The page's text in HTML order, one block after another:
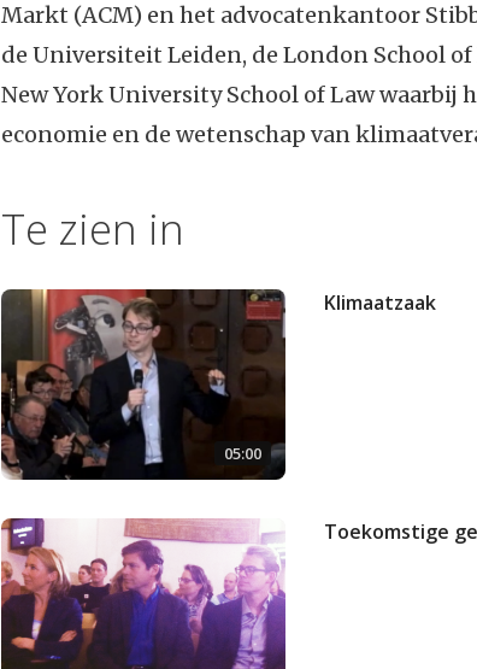
Markt (ACM) en het advocatenkantoor
de Universiteit Leiden, de London School
New York University School of Law waarbij
economie en de wetenschap van
Te zien in
05:00
Klimaatzaak
Toekomstige